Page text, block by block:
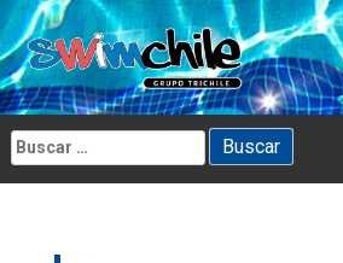
Skip
to
content
Buscar: